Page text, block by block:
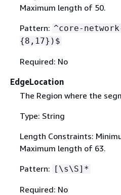
Maximum length of 50.
Pattern: ^core-
{8,17})$
Required: No
EdgeLocation
The Region where the
Type: String
Length Constraints:
Maximum length of 63.
Pattern: [\s\S]*
Required: No